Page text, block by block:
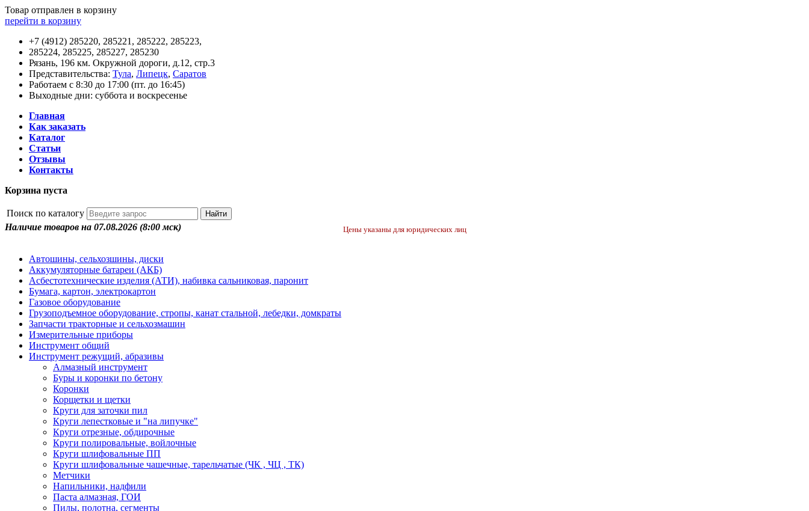
Товар отправлен в корзину
перейти в корзину
+7 (4912) 285220, 285221, 285222, 285223,
285224, 285225, 285227, 285230
Рязань, 196 км. Окружной дороги, д.12, стр.3
Представительства: Тула, Липецк, Саратов
Работаем с 8:30 до 17:00 (пт. до 16:45)
Выходные дни: суббота и воскресенье
Главная
Как заказать
Каталог
Статьи
Отзывы
Контакты
Корзина пуста
Поиск по каталогу
Наличие товаров на 07.08.2026 (8:00 мск) Цены указаны для юридических лиц
Автошины, сельхозшины, диски
Аккумуляторные батареи (АКБ)
Асбестотехнические изделия (АТИ), набивка сальниковая, паронит
Бумага, картон, электрокартон
Газовое оборудование
Грузоподъемное оборудование, стропы, канат стальной, лебедки, домкраты
Запчасти тракторные и сельхозмашин
Измерительные приборы
Инструмент общий
Инструмент режущий, абразивы
Алмазный инструмент
Буры и коронки по бетону
Коронки
Корщетки и щетки
Круги для заточки пил
Круги лепестковые и "на липучке"
Круги отрезные, обдирочные
Круги полировальные, войлочные
Круги шлифовальные ПП
Круги шлифовальные чашечные, тарельчатые (ЧК , ЧЦ , ТК)
Метчики
Напильники, надфили
Паста алмазная, ГОИ
Пилы, полотна, сегменты